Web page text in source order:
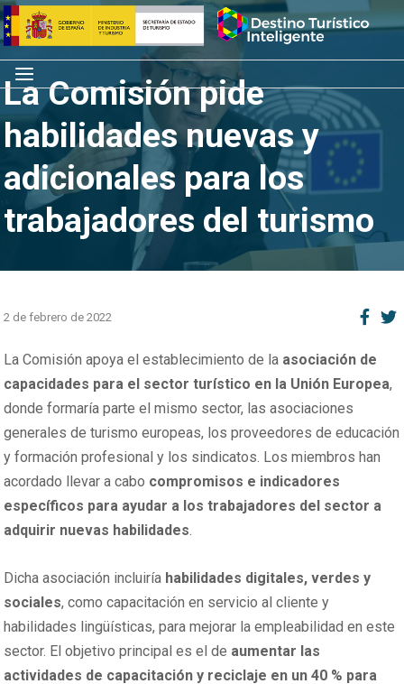
Saltar
al
contenido
Inicio
Menú
La Comisión pide
habilidades nuevas y
adicionales para los
trabajadores del turismo
2 de febrero de 2022
La Comisión apoya el establecimiento de la asociación de
capacidades para el sector turístico en la Unión Europea,
donde formaría parte el mismo sector, las asociaciones
generales de turismo europeas, los proveedores de educación
y formación profesional y los sindicatos. Los miembros han
acordado llevar a cabo compromisos e indicadores
específicos para ayudar a los trabajadores del sector a
adquirir nuevas habilidades.
Dicha asociación incluiría habilidades digitales, verdes y
sociales, como capacitación en servicio al cliente y
habilidades lingüísticas, para mejorar la empleabilidad en este
sector. El objetivo principal es el de aumentar las
actividades de capacitación y reciclaje en un 40 % para